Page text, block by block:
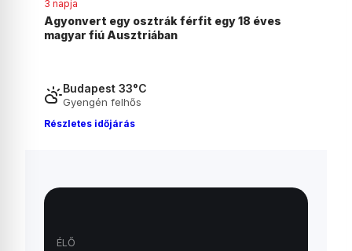
3 napja
Elérkezett a régóta várt pillanat: megjelent
Madonna és Kylie Minogue első hivatalos
Budapest 33°C
Gyengén felhős
Részletes időjárás
ÉLŐ